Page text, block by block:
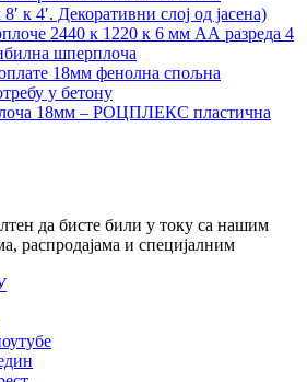
да бисте били у току са нашим
распродајама и специјалним